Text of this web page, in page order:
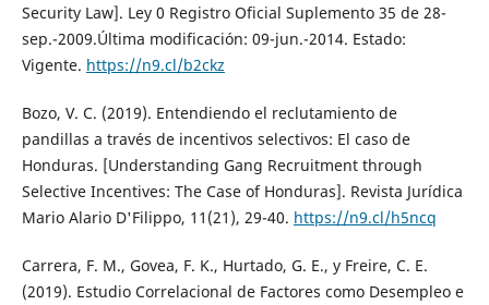
Security Law]. Ley 0 Registro Oficial Suplemento 35 de 28-
sep.-2009.Última modificación: 09-jun.-2014. Estado:
Vigente. https://n9.cl/b2ckz
Bozo, V. C. (2019). Entendiendo el reclutamiento de
pandillas a través de incentivos selectivos: El caso de
Honduras. [Understanding Gang Recruitment through
Selective Incentives: The Case of Honduras]. Revista Jurídica
Mario Alario D'Filippo, 11(21), 29-40. https://n9.cl/h5ncq
Carrera, F. M., Govea, F. K., Hurtado, G. E., y Freire, C. E.
(2019). Estudio Correlacional de Factores como Desempleo e